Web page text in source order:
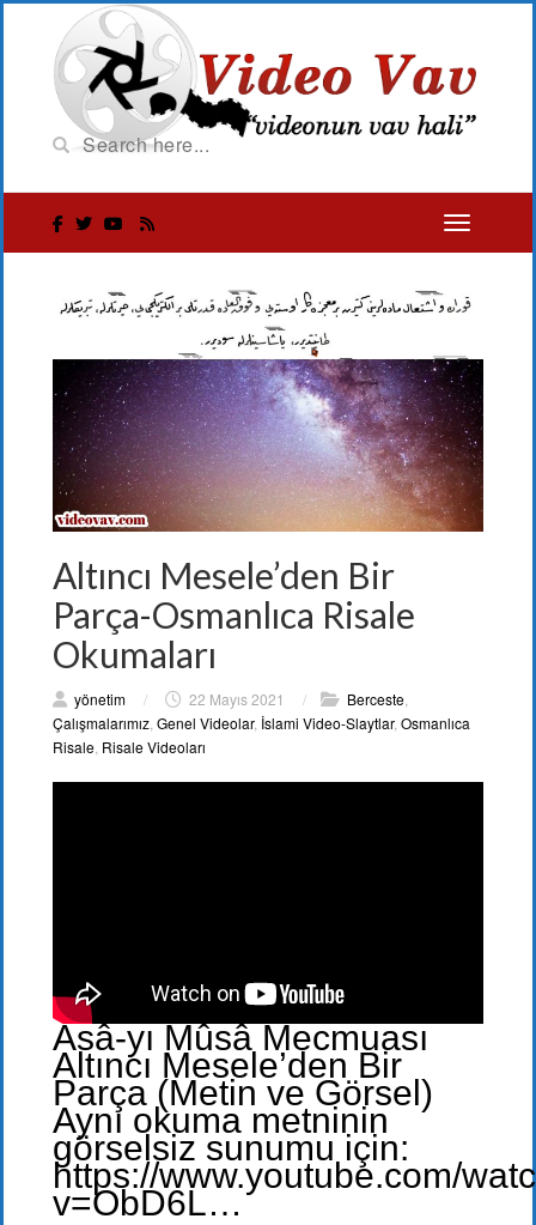
Altıncı Mesele’den Bir
Parça-Osmanlıca Risale
Okumaları
yönetim / 22 Mayıs 2021 / Berceste
Çalışmalarımız Genel Videolar, İslami Video-Slaytlar, Osmanlıca
Risale Risale Videoları
Asâ-yı Mûsâ Mecmuası
Altıncı Mesele’den Bir
Parça (Metin ve Görsel)
Aynı okuma metninin
görselsiz sunumu için:
https://www.youtube.com/
v=ObD6L…